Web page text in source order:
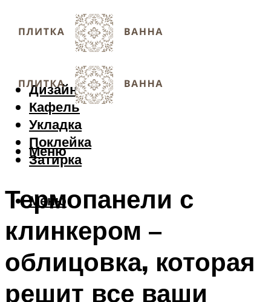
Дизайн
Кафель
Укладка
Поклейка
Затирка
Меню
Меню
Термопанели с
клинкером –
облицовка, которая
решит все ваши